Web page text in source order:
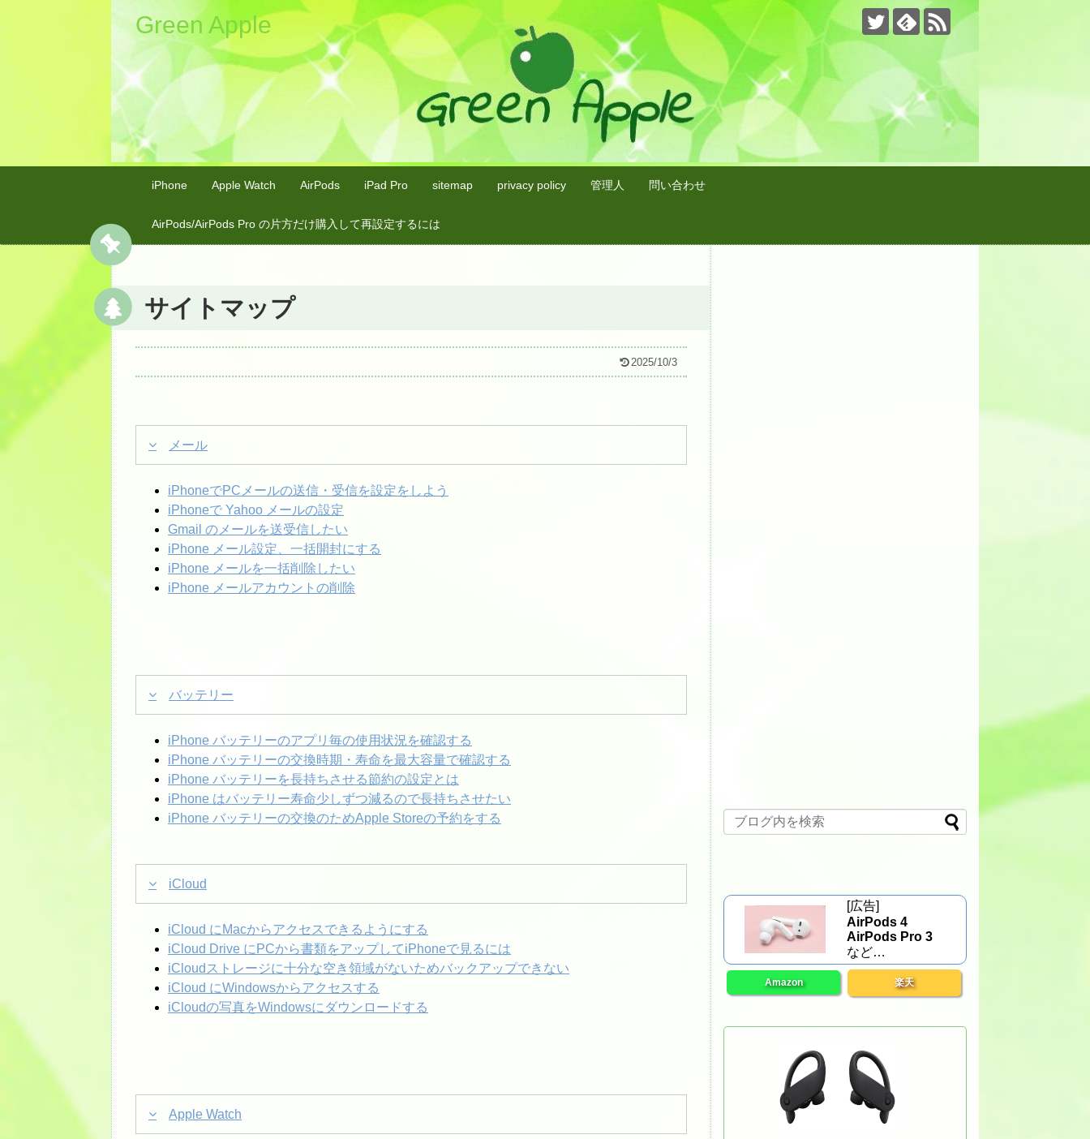
Green Apple
iPhone Apple Watch AirPods iPad Pro sitemap privacy policy 管理人 問い合わせ
AirPods/AirPods Pro の片方だけ購入して再設定するには
サイトマップ
2025/10/3
メール
iPhoneでPCメールの送信・受信を設定をしよう
iPhoneで Yahoo メールの設定
Gmail のメールを送受信したい
iPhone メール設定、一括開封にする
iPhone メールを一括削除したい
iPhone メールアカウントの削除
バッテリー
iPhone バッテリーのアプリ毎の使用状況を確認する
iPhone バッテリーの交換時期・寿命を最大容量で確認する
iPhone バッテリーを長持ちさせる節約の設定とは
iPhone はバッテリー寿命少しずつ減るので長持ちさせたい
iPhone バッテリーの交換のためApple Storeの予約をする
iCloud
iCloud にMacからアクセスできるようにする
iCloud Drive にPCから書類をアップしてiPhoneで見るには
iCloudストレージに十分な空き領域がないためバックアップできない
iCloud にWindowsからアクセスする
iCloudの写真をWindowsにダウンロードする
Apple Watch
[広告]
AirPods 4
AirPods Pro 3
など…
Amazon 楽天